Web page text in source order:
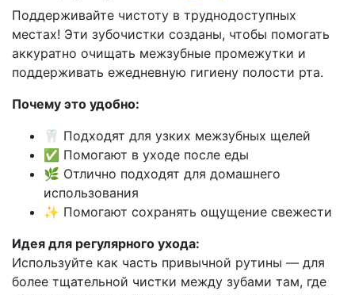
Поддерживайте чистоту в труднодоступных
местах! Эти зубочистки созданы, чтобы помогать
аккуратно очищать межзубные промежутки и
поддерживать ежедневную гигиену полости рта.
Почему это удобно:
🦷 Подходят для узких межзубных щелей
✅ Помогают в уходе после еды
🌿 Отлично подходят для домашнего
использования
✨ Помогают сохранять ощущение свежести
Идея для регулярного ухода:
Используйте как часть привычной рутины — для
более тщательной чистки между зубами там, где